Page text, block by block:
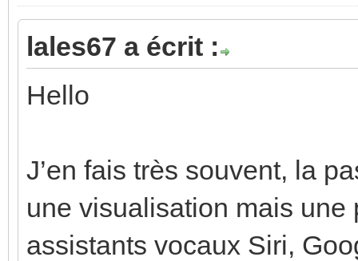
lales67 a écrit :
Hello
J’en fais très souvent, la
une visualisation mais
assistants vocaux Siri,